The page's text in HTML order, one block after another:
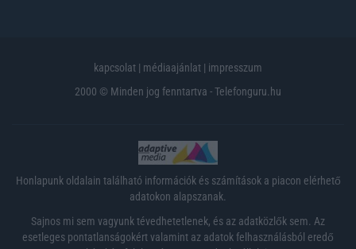
kapcsolat | médiaajánlat | impresszum
2000 © Minden jog fenntartva - Telefonguru.hu
Honlapunk oldalain található információk és számítások a piacon elérhető
adatokon alapszanak.
Sajnos mi sem vagyunk tévedhetetlenek, és az adatközlők sem. Az
esetleges pontatlanságokért valamint az adatok felhasználásból eredő